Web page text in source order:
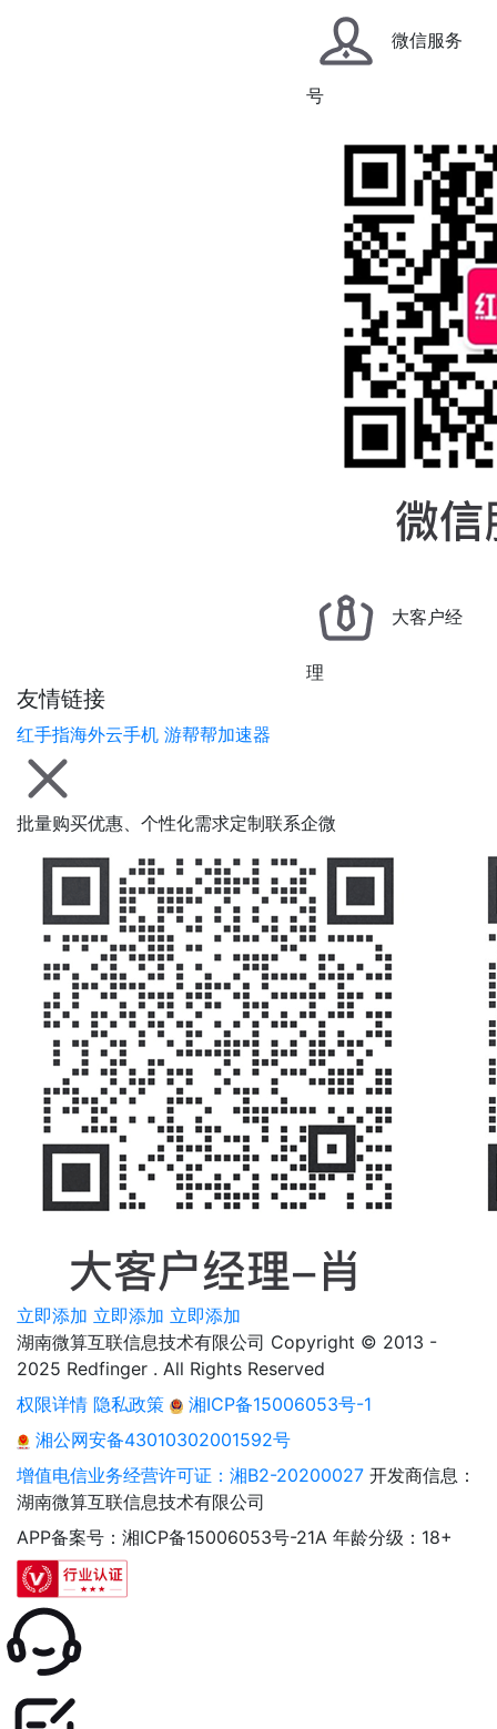
友情链接
红手指海外云手机 游帮帮加速器
微信服务
号
大客户经
理
批量购买优惠、个性化需求定制联系企微
立即添加 立即添加 立即添加
湖南微算互联信息技术有限公司 Copyright © 2013 -
2025 Redfinger . All Rights Reserved
权限详情 隐私政策
湘ICP备15006053号-1
湘公网安备43010302001592号
增值电信业务经营许可证：湘B2-20200027 开发商信息：
湖南微算互联信息技术有限公司
APP备案号：湘ICP备15006053号-21A 年龄分级：18+